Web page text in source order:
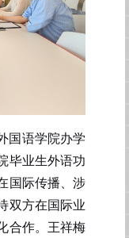
国语学院办学
毕业生外语功
国际传播、涉
双方在国际业
合作。王祥梅